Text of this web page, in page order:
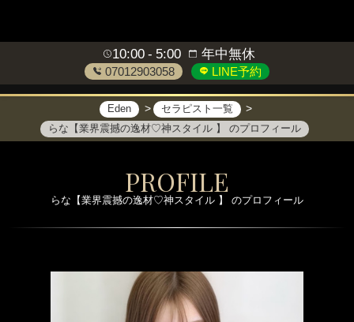
10:00 5:00 年中無休
07012903058 LINE予約
Eden
セラピスト一覧
らな【業界震撼の逸材♡神スタイル 】 のプロフィール
PROFILE
らな【業界震撼の逸材♡神スタイル 】 のプロフィール